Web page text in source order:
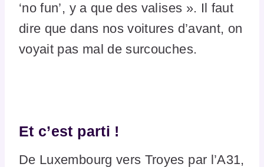
‘no fun’, y a que des valises ». Il faut
dire que dans nos voitures d’avant, on
voyait pas mal de surcouches.
Et c’est parti !
De Luxembourg vers Troyes par l’A31,